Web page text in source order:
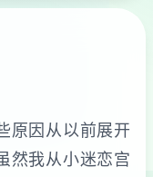
原因从以前展开
然我从小迷恋宫